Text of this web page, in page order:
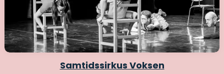
Samtidssirkus Voksen